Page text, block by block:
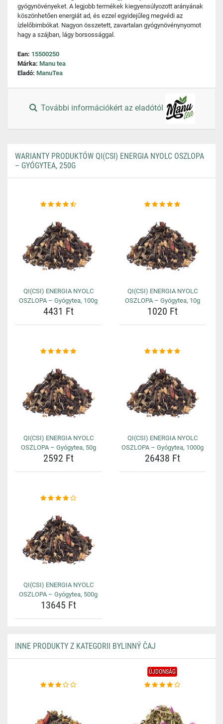
gyógynövényeket. A legjobb termékek kiegyensúlyozott arányának
köszönhetően energiát ad, és ezzel egyidejűleg megvédi az
ízlelőbimbókat. Nagyon összetett, zavartalan gyógynövénynyomot
hagy a szájban, lágy borsossággal.
Ean: 15500250
Márka: Manu tea
Eladó: ManuTea
További információkért az eladótól
WARIANTY PRODUKTÓW QI(CSI) ENERGIA NYOLC OSZLOPA
– GYÓGYTEA, 250G
QI(CSI) ENERGIA NYOLC
OSZLOPA – Gyógytea, 100g
4431 Ft
QI(CSI) ENERGIA NYOLC
OSZLOPA – Gyógytea, 10g
1020 Ft
QI(CSI) ENERGIA NYOLC
OSZLOPA – Gyógytea, 50g
2592 Ft
QI(CSI) ENERGIA NYOLC
OSZLOPA – Gyógytea, 1000g
26438 Ft
QI(CSI) ENERGIA NYOLC
OSZLOPA – Gyógytea, 500g
13645 Ft
INNE PRODUKTY Z KATEGORII BYLINNÝ ČAJ
ÚJDONSÁG